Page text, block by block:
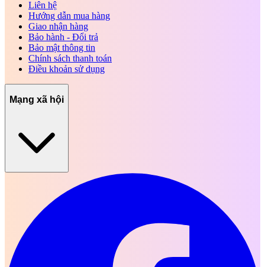
Liên hệ
Hướng dẫn mua hàng
Giao nhận hàng
Bảo hành - Đổi trả
Bảo mật thông tin
Chính sách thanh toán
Điều khoản sử dụng
Mạng xã hội